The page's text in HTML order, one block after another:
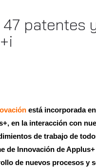
patentes
está incorporada
en la interacción con
de trabajo de
de Innovación de
de nuevos procesos y